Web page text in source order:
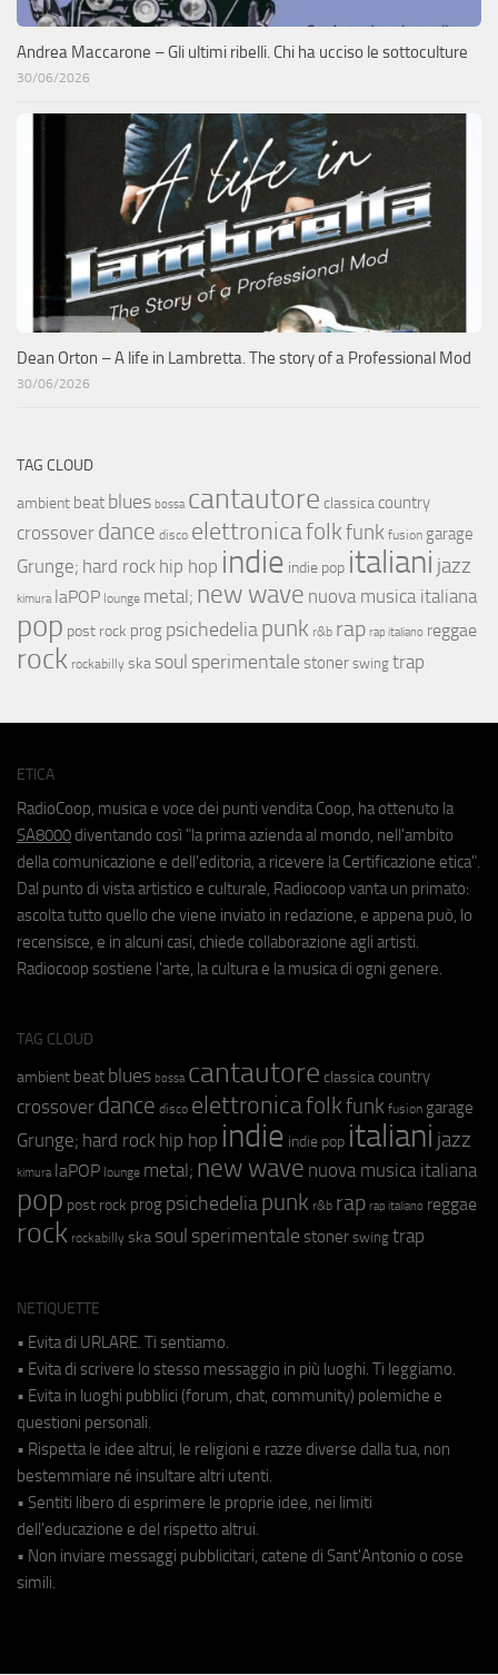
Andrea Maccarone – Gli ultimi ribelli. Chi ha ucciso le sottoculture
30/06/2026
Dean Orton – A life in Lambretta. The story of a Professional Mod
30/06/2026
TAG CLOUD
ambient beat blues bossa cantautore classica country
crossover dance disco elettronicafolkfunk fusion garage
Grunge; hard rock hip hop indie indie pop italiani jazz
kimura laPOP lounge metal; new wave nuova musica italiana
pop post rock prog psichedeliapunk r&b rap rap italiano reggae
rock rockabilly ska soul sperimentale stoner swing trap
ETICA
RadioCoop, musica e voce dei punti vendita Coop, ha ottenuto la
SA8000 diventando così "la prima azienda al mondo, nell'ambito
della comunicazione e dell'editoria, a ricevere la Certificazione etica".
Dal punto di vista artistico e culturale, Radiocoop vanta un primato:
ascolta tutto quello che viene inviato in redazione, e appena può, lo
recensisce, e in alcuni casi, chiede collaborazione agli artisti.
Radiocoop sostiene l'arte, la cultura e la musica di ogni genere.
TAG CLOUD
ambient beat blues bossa cantautore classica country
crossover dance disco elettronicafolkfunk fusion garage
Grunge; hard rock hip hop indie indie pop italiani jazz
kimura laPOP lounge metal; new wave nuova musica italiana
pop post rock prog psichedeliapunk r&b rap rap italiano reggae
rock rockabilly ska soul sperimentale stoner swing trap
NETIQUETTE
• Evita di URLARE. Ti sentiamo.
• Evita di scrivere lo stesso messaggio in più luoghi. Ti leggiamo.
• Evita in luoghi pubblici (forum, chat, community) polemiche e
questioni personali.
• Rispetta le idee altrui, le religioni e razze diverse dalla tua, non
bestemmiare né insultare altri utenti.
• Sentiti libero di esprimere le proprie idee, nei limiti
dell'educazione e del rispetto altrui.
• Non inviare messaggi pubblicitari, catene di Sant'Antonio o cose
simili.